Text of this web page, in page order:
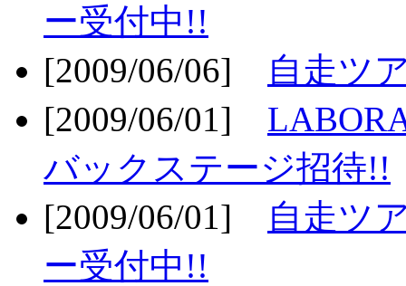
ー受付中!!
[2009/06/06]
自走ツ
[2009/06/01]
バックステージ招待!!
[2009/06/01]
自走ツ
ー受付中!!